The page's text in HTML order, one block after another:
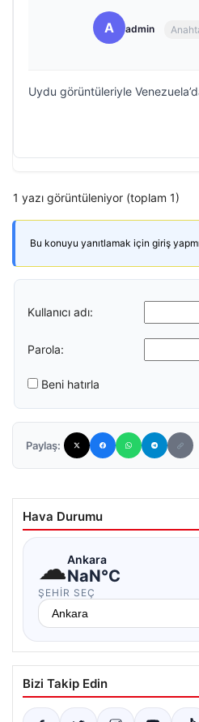
A admin
Uydu görüntüleriyle
1 yazı görüntüleniyor (toplam 1)
Bu konuyu yanıtlamak için giriş
Kullanıcı adı:
Parola:
Beni hatırla
Paylaş:
Hava Durumu
☁Ankara
NaN°C
ŞEHIR SEÇ
Bizi Takip Edin